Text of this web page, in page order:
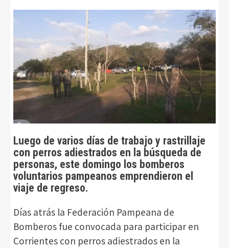
Luego de varios días de trabajo y rastrillaje
con perros adiestrados en la búsqueda de
personas, este domingo los bomberos
voluntarios pampeanos emprendieron el
viaje de regreso.
Días atrás la Federación Pampeana de
Bomberos fue convocada para participar en
Corrientes con perros adiestrados en la